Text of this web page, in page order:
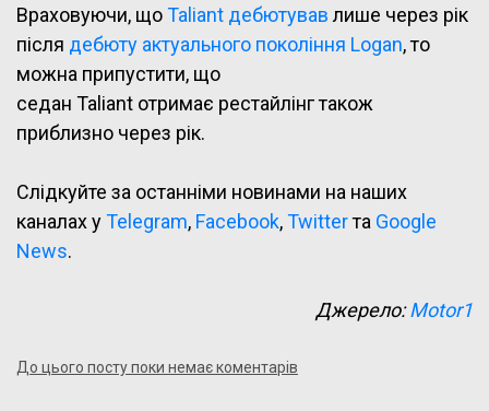
Враховуючи, щоTaliant дебютував лише через рік
після дебюту актуального покоління Logan, то
можна припустити, що
седан Taliant отримає рестайлінг також
приблизно через рік.
Слідкуйте за останніми новинами на наших
каналах уTelegram, Facebook,Twitterта Google
News.
Джерело:Motor1
До цього посту поки немає коментарів